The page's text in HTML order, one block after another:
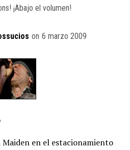
¡Abajo el volumen!
on 6 marzo 2009
en el estacionamiento